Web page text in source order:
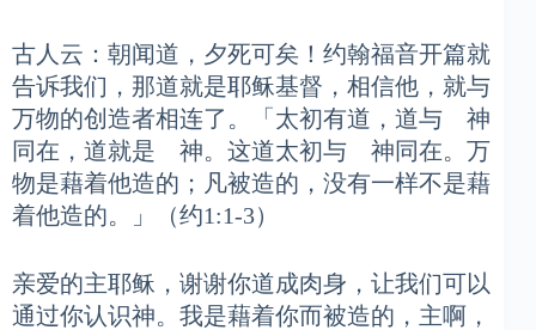
古人云：朝闻道，夕死可矣！约翰福音开篇就
告诉我们，那道就是耶稣基督，相信他，就与
万物的创造者相连了。「太初有道，道与 神
同在，道就是 神。这道太初与 神同在。万
物是藉着他造的；凡被造的，没有一样不是藉
着他造的。」（约1:1-3）
亲爱的主耶稣，谢谢你道成肉身，让我们可以
通过你认识神。我是藉着你而被造的，主啊，